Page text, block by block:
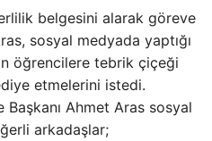
belgesini alarak göreve
sosyal medyada yaptığı
öğrencilere tebrik çiçeği
etmelerini istedi.
Ahmet Aras sosyal
arkadaşlar;